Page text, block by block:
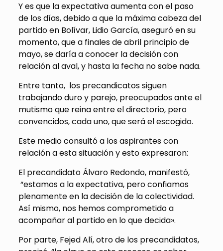
Y es que la expectativa aumenta con el paso
de los días, debido a que la máxima cabeza del
partido en Bolívar, Lidio García, aseguró en su
momento, que a finales de abril principio de
mayo, se daría a conocer la decisión con
relación al aval, y hasta la fecha no sabe nada.
Entre tanto, los precandicatos siguen
trabajando duro y parejo, preocupados ante el
mutismo que reina entre el directorio, pero
convencidos, cada uno, que será el escogido.
Este medio consultó a los aspirantes con
relación a esta situación y esto expresaron:
El precandidato Álvaro Redondo, manifestó,
“estamos a la expectativa, pero confiamos
plenamente en la decisión de la colectividad.
Así mismo, nos hemos comprometido a
acompañar al partido en lo que decida».
Por parte, Fejed Alí, otro de los precandidatos,